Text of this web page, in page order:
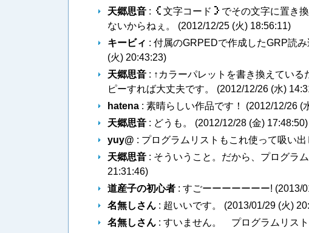
天郷思音 : ｛ 文字コード ｝ でその文字に置き
ないからねぇ。 (2012/12/25 (火) 18:56:11)
キービィ : 付属のGRPEDで作成したGRP読
(火) 20:43:23)
天郷思音 : ↑カラーパレットを書き換えてい
ピーすれば大丈夫です。 (2012/12/26 (水)
hatena : 素晴らしい作品です！ (2012/12/26 (
天郷思音 : どうも。 (2012/12/28 (金) 17:48:50)
yuy@ : プログラムリストもこれ使って吸い
天郷思音 : そういうこと。だから、プログラ
21:31:46)
道産子の初心者 : すごーーーーーーー! (2013/
名無しさん : 超いいです。 (2013/01/29 (火)
名無しさん : すいません。 プログラムリス